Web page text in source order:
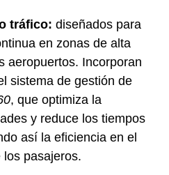
tráfico: diseñados para
en zonas de alta
aeropuertos. Incorporan
sistema de gestión de
, que optimiza la
y reduce los tiempos
así la eficiencia en el
pasajeros.